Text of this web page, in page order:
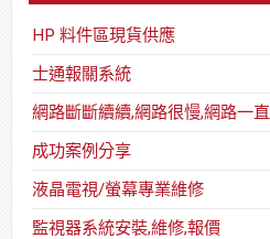
HP 料件區現貨供應
士通報關系統
網路斷斷續續,網路很慢,網路一
成功案例分享
液晶電視/螢幕專業維修
監視器系統安裝,維修,報價